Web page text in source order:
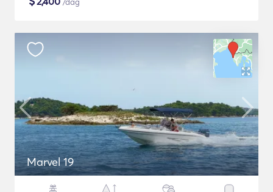
Marvel 19